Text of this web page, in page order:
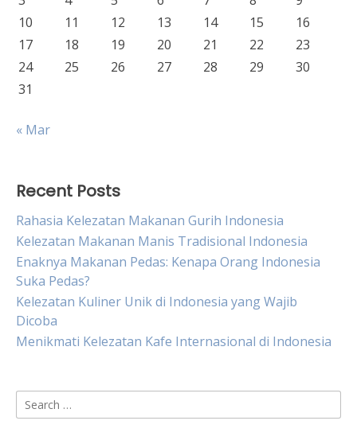
10
11 12 13 14 15
16
17
18 19 20 21 22
23
24
25 26 27 28 29
30
31
« Mar
Recent Posts
Rahasia Kelezatan Makanan Gurih Indonesia
Kelezatan Makanan Manis Tradisional Indonesia
Enaknya Makanan Pedas: Kenapa Orang Indonesia
Suka Pedas?
Kelezatan Kuliner Unik di Indonesia yang Wajib
Dicoba
Menikmati Kelezatan Kafe Internasional di Indonesia
Search
for: